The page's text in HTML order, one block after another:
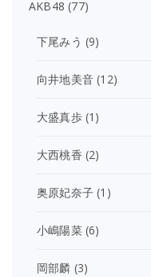
AKB48 (77)
下尾みう (9)
向井地美音 (12)
大盛真歩(1)
大西桃香 (2)
奥原妃奈子 (1)
小嶋陽菜(6)
岡部麟 (3)